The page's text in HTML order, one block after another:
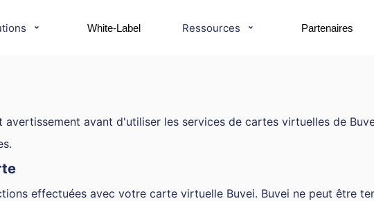
White-Label Ressources Partenaires
avertissement avant d'utiliser les services de cartes virtuelles de
effectuées avec votre carte virtuelle Buvei. Buvei ne peut être